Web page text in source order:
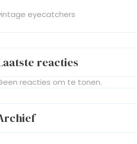
eyecatchers
reacties
reacties om te tonen.